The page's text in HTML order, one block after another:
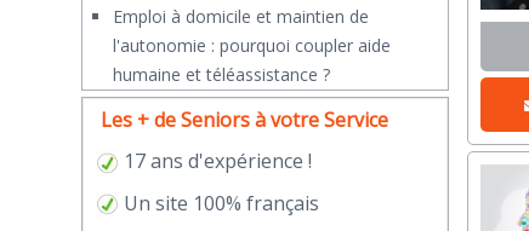
​Emploi à domicile et maintien de
l'autonomie : pourquoi coupler aide
humaine et téléassistance ?
Les + de Seniors à votre Service
17 ans d'expérience !
Un site 100% français